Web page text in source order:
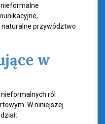
przywództwo
w
ról
W niniejszej